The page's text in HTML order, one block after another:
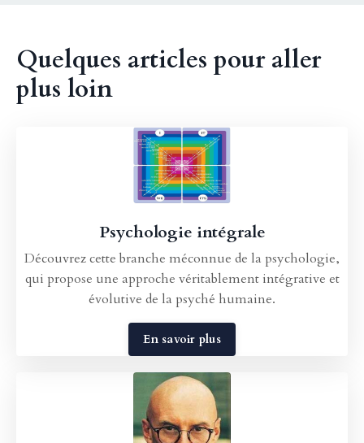
Quelques articles pour aller
plus loin
Psychologie intégrale
Découvrez cette branche méconnue de la psychologie,
qui propose une approche véritablement intégrative et
évolutive de la psyché humaine.
En savoir plus